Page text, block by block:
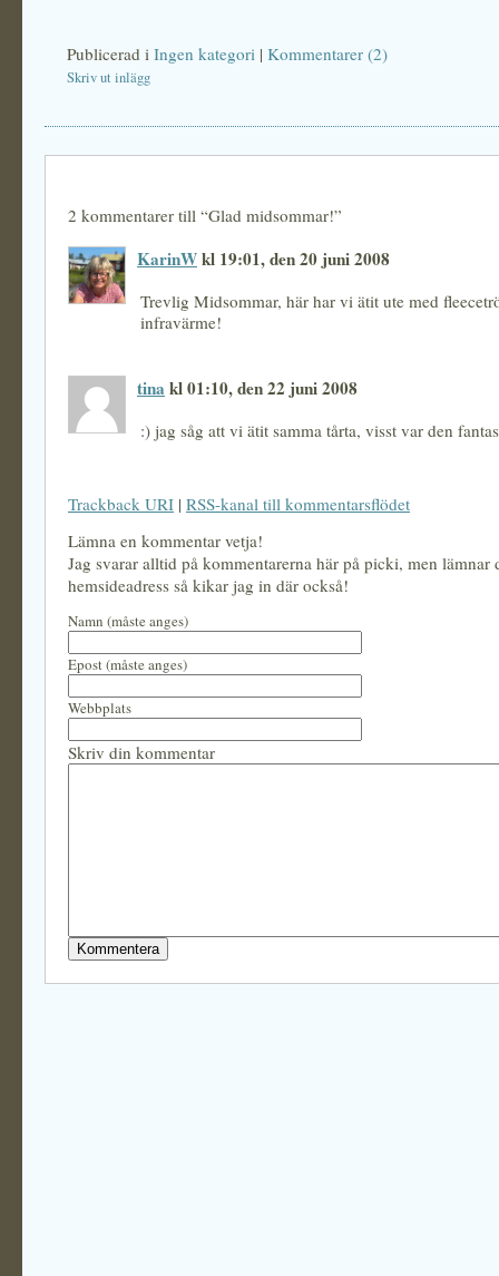
Publicerad i Ingen kategori | Kommentarer (2)
Skriv ut inlägg
2 kommentarer till “Glad midsommar!”
KarinWkl 19:01, den 20 juni 2008
Trevlig Midsommar, här har vi ätit ute med
infravärme!
tina kl 01:10, den 22 juni 2008
:) jag såg att vi ätit samma tårta, visst var den
Trackback URI | RSS-kanal till kommentarsflödet
Lämna en kommentar vetja!
Jag svarar alltid på kommentarerna här på picki, men lämnar
hemsideadress så kikar jag in där också!
Namn (måste anges)
Epost (måste anges)
Webbplats
Skriv din kommentar